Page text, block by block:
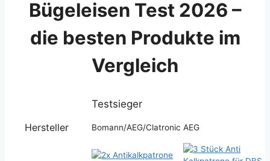
Bügeleisen Test 2026 –
die besten Produkte im
Vergleich
Testsieger
Hersteller
Bomann/AEG/Clatronic AEG